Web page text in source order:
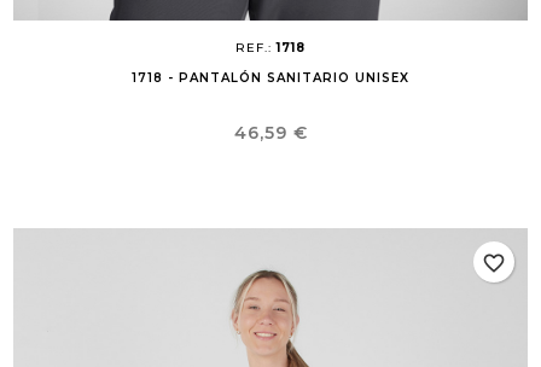
REF.:1718
1718 - PANTALÓN SANITARIO UNISEX
Precio
46,59 €
favorite_border